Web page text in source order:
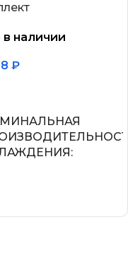
в наличии
₽